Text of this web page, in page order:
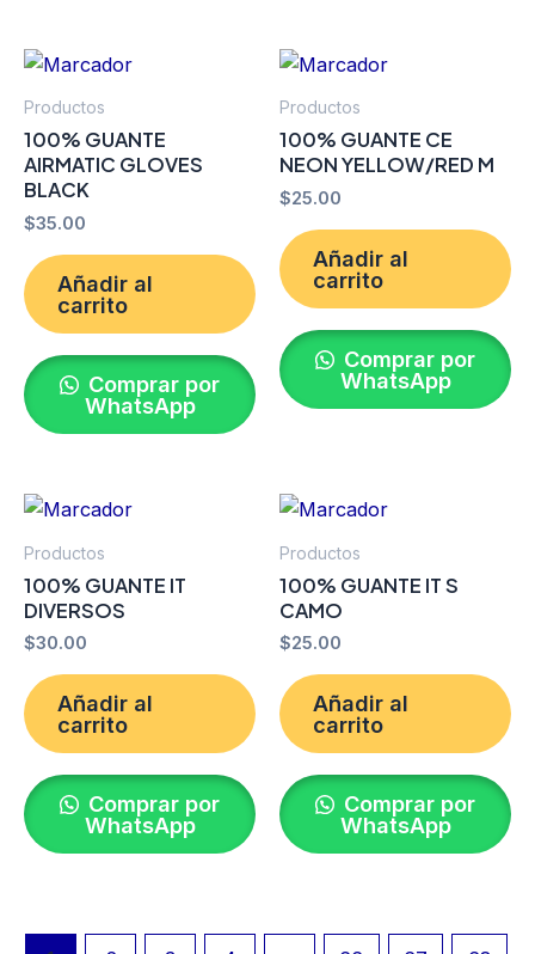
Productos
100% GUANTE
AIRMATIC GLOVES
BLACK
$35.00
Añadir al
carrito
Comprar por
WhatsApp
Productos
100% GUANTE CE
NEON YELLOW/RED M
$25.00
Añadir al
carrito
Comprar por
WhatsApp
Productos
100% GUANTE IT
DIVERSOS
$30.00
Añadir al
carrito
Comprar por
WhatsApp
Productos
100% GUANTE IT S
CAMO
$25.00
Añadir al
carrito
Comprar por
WhatsApp